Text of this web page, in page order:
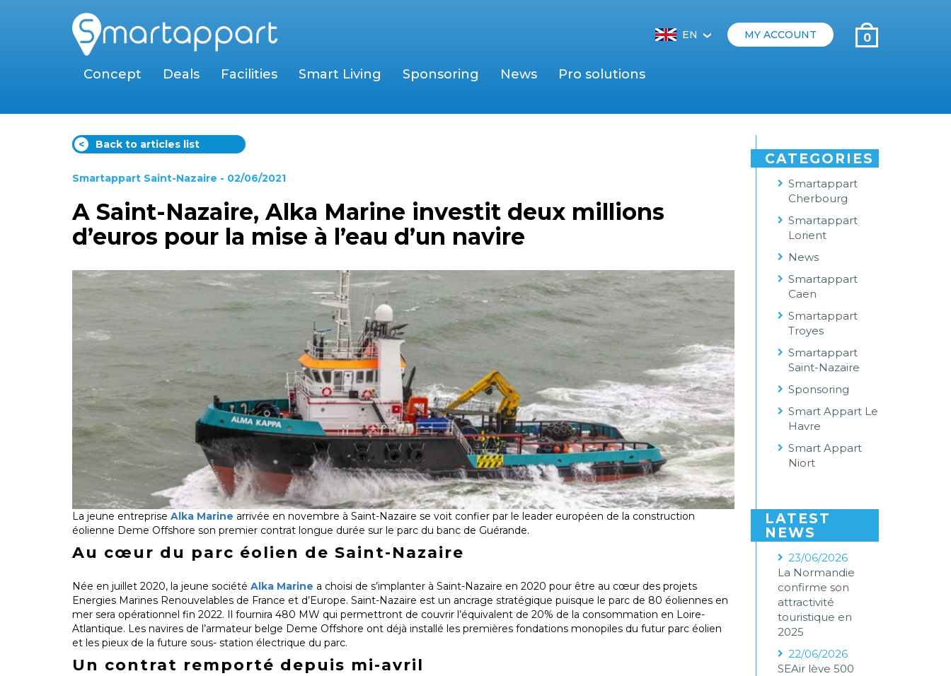
EN‹ MY ACCOUNT 0
Concept Deals Facilities Smart Living Sponsoring News Pro solutions
< Back to articles list
Smartappart Saint-Nazaire - 02/06/2021
A Saint-Nazaire, Alka Marine investit deux millions
d’euros pour la mise à l’eau d’un navire
La jeune entreprise Alka Marine arrivée en novembre à Saint-Nazaire se voit confier par le leader européen de la construction
éolienne Deme Offshore son premier contrat longue durée sur le parc du banc de Guérande.
Au cœur du parc éolien de Saint-Nazaire
Née en juillet 2020, la jeune société Alka Marine a choisi de s’implanter à Saint-Nazaire en 2020 pour être au cœur des projets
Energies Marines Renouvelables de France et d’Europe. Saint-Nazaire est un ancrage stratégique puisque le parc de 80 éoliennes en
mer sera opérationnel fin 2022. Il fournira 480 MW qui permettront de couvrir l’équivalent de 20% de la consommation en Loire-
Atlantique. Les navires de l’armateur belge Deme Offshore ont déjà installé les premières fondations monopiles du futur parc éolien
et les pieux de la future sous- station électrique du parc.
Un contrat remporté depuis mi-avril
CATEGORIES
Smartappart
Cherbourg
Smartappart
Lorient
News
Smartappart
Caen
Smartappart
Troyes
Smartappart
Saint-Nazaire
Sponsoring
Smart Appart Le
Havre
Smart Appart
Niort
LATEST
NEWS
23/06/2026
La Normandie
confirme son
attractivité
touristique en
2025
22/06/2026
SEAir lève 500